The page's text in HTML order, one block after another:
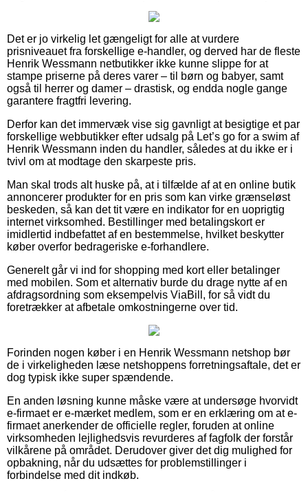
Det er jo virkelig let gængeligt for alle at vurdere
prisniveauet fra forskellige e-handler, og derved har de fleste
Henrik Wessmann netbutikker ikke kunne slippe for at
stampe priserne på deres varer – til børn og babyer, samt
også til herrer og damer – drastisk, og endda nogle gange
garantere fragtfri levering.
Derfor kan det immervæk vise sig gavnligt at besigtige et par
forskellige webbutikker efter udsalg på Let’s go for a swim af
Henrik Wessmann inden du handler, således at du ikke er i
tvivl om at modtage den skarpeste pris.
Man skal trods alt huske på, at i tilfælde af at en online butik
annoncerer produkter for en pris som kan virke grænseløst
beskeden, så kan det tit være en indikator for en uoprigtig
internet virksomhed. Bestillinger med betalingskort er
imidlertid indbefattet af en bestemmelse, hvilket beskytter
køber overfor bedrageriske e-forhandlere.
Generelt går vi ind for shopping med kort eller betalinger
med mobilen. Som et alternativ burde du drage nytte af en
afdragsordning som eksempelvis ViaBill, for så vidt du
foretrækker at afbetale omkostningerne over tid.
Forinden nogen køber i en Henrik Wessmann netshop bør
de i virkeligheden læse netshoppens forretningsaftale, det er
dog typisk ikke super spændende.
En anden løsning kunne måske være at undersøge hvorvidt
e-firmaet er e-mærket medlem, som er en erklæring om at e-
firmaet anerkender de officielle regler, foruden at online
virksomheden lejlighedsvis revurderes af fagfolk der forstår
vilkårene på området. Derudover giver det dig mulighed for
opbakning, når du udsættes for problemstillinger i
forbindelse med dit indkøb.